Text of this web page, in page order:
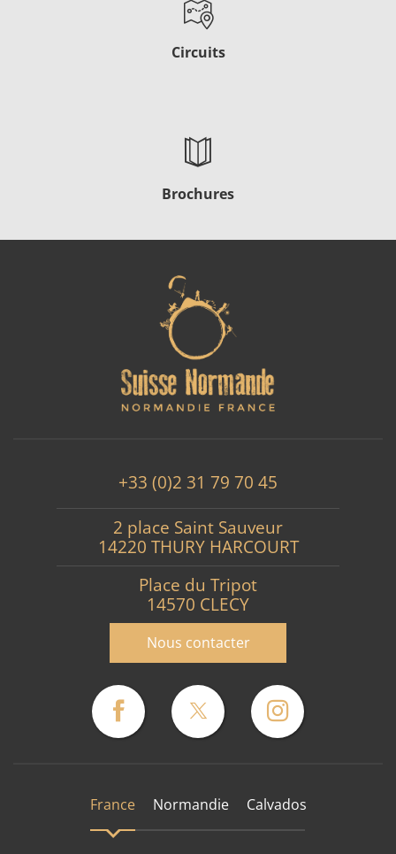
Circuits
Brochures
+33 (0)2 31 79 70 45
2 place Saint Sauveur
14220 THURY HARCOURT
Place du Tripot
14570 CLECY
Nous contacter
France Normandie Calvados